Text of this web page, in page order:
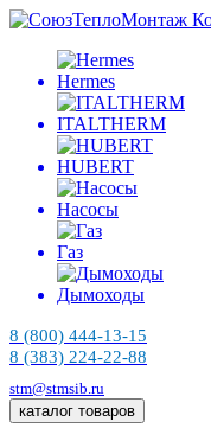
Hermes
ITALTHERM
HUBERT
Насосы
Газ
Дымоходы
8 (800) 444-13-15
8 (383) 224-22-88
stm@stmsib.ru
каталог товаров